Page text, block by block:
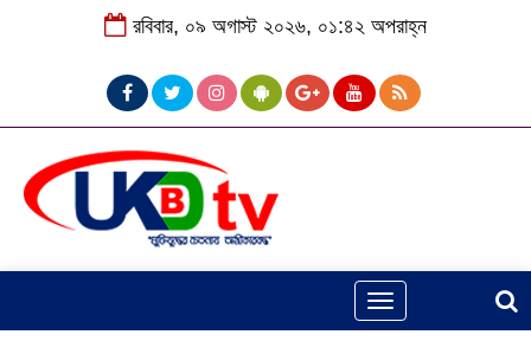
রবিবার, ০৯ অগাস্ট ২০২৬, ০১:৪২ অপরাহ্ন
Toggle
navigation